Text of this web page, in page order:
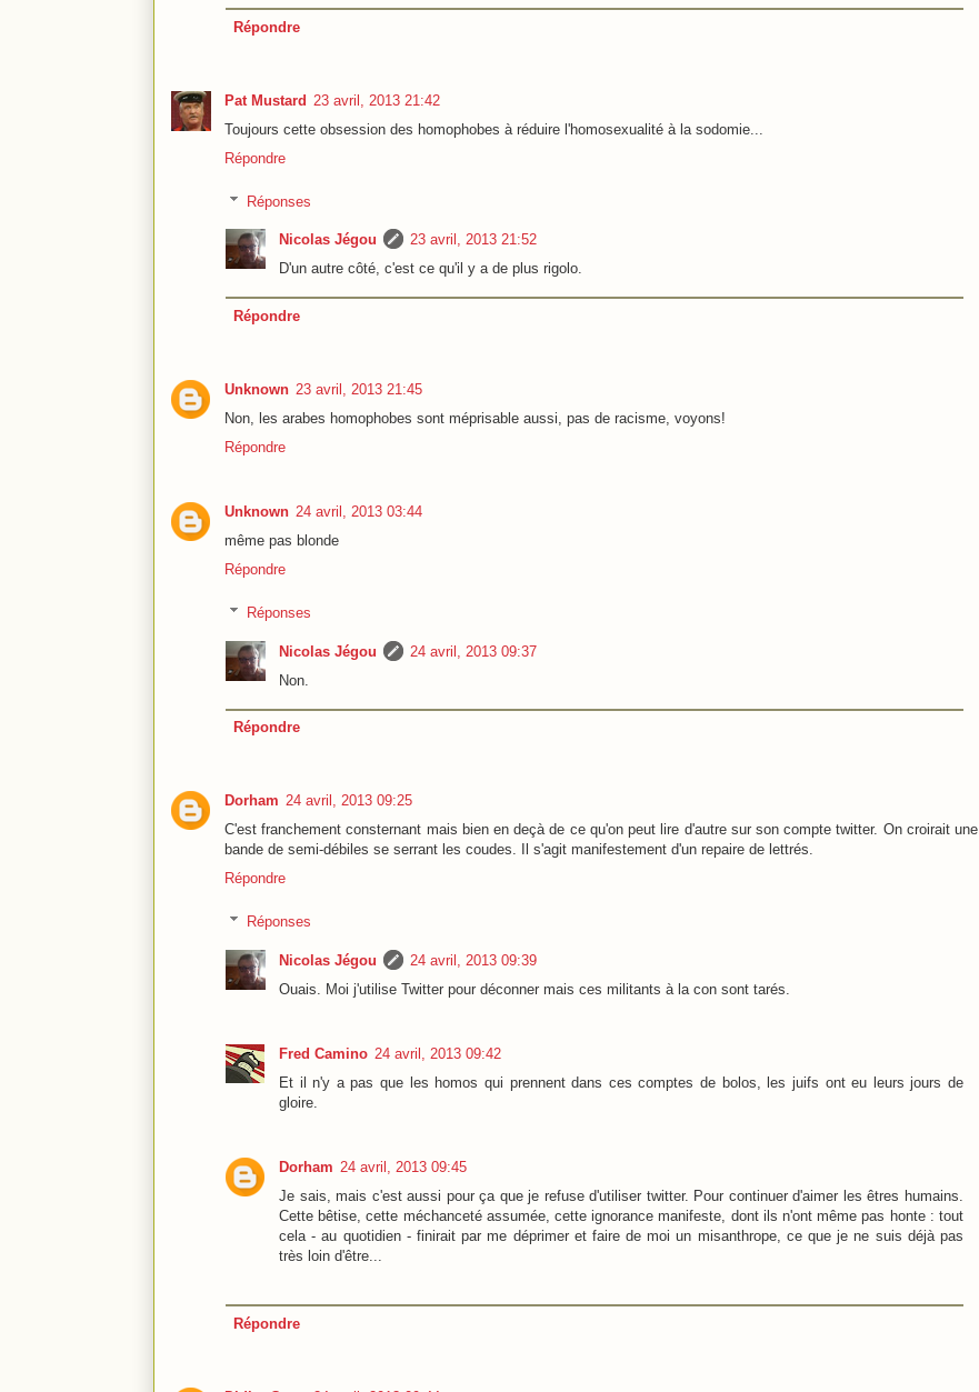
Répondre
Pat Mustard 23 avril, 2013 21:42
Toujours cette obsession des homophobes à réduire l'homosexualité à la sodomie...
Répondre
Réponses
Nicolas Jégou
23 avril, 2013 21:52
D'un autre côté, c'est ce qu'il y a de plus rigolo.
Répondre
Unknown 23 avril, 2013 21:45
Non, les arabes homophobes sont méprisable aussi, pas de racisme, voyons!
Répondre
Unknown 24 avril, 2013 03:44
même pas blonde
Répondre
Réponses
Nicolas Jégou
24 avril, 2013 09:37
Non.
Répondre
Dorham 24 avril, 2013 09:25
C'est franchement consternant mais bien en deçà de ce qu'on peut lire d'autre sur son compte twitter. On croirait une
bande de semi-débiles se serrant les coudes. Il s'agit manifestement d'un repaire de lettrés.
Répondre
Réponses
Nicolas Jégou
24 avril, 2013 09:39
Ouais. Moi j'utilise Twitter pour déconner mais ces militants à la con sont tarés.
Fred Camino 24 avril, 2013 09:42
Et il n'y a pas que les homos qui prennent dans ces comptes de bolos, les juifs ont eu leurs jours de
gloire.
Dorham 24 avril, 2013 09:45
Je sais, mais c'est aussi pour ça que je refuse d'utiliser twitter. Pour continuer d'aimer les êtres humains.
Cette bêtise, cette méchanceté assumée, cette ignorance manifeste, dont ils n'ont même pas honte : tout
cela - au quotidien - finirait par me déprimer et faire de moi un misanthrope, ce que je ne suis déjà pas
très loin d'être...
Répondre